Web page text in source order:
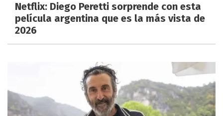
Netflix: Diego Peretti sorprende con esta
película argentina que es la más vista de
2026